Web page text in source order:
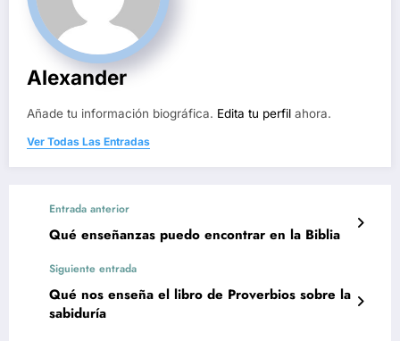
Alexander
Añade tu información biográfica. Edita tu perfil ahora.
Ver Todas Las Entradas
Entrada anterior
Qué enseñanzas puedo encontrar en la Biblia
Siguiente entrada
Qué nos enseña el libro de Proverbios sobre la
sabiduría